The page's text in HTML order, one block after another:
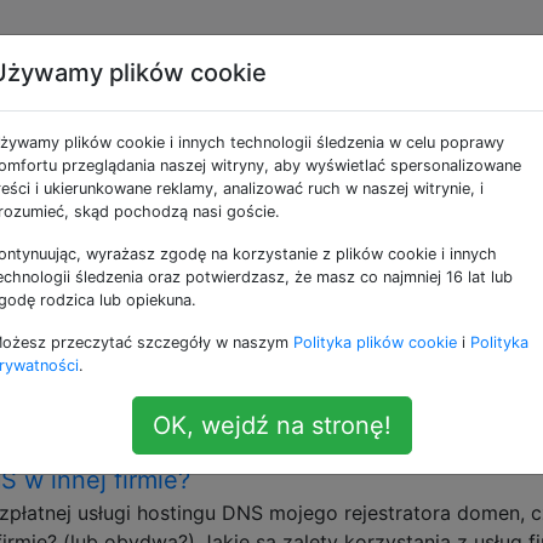
jako dns-servers
dla mojej domeny - czy przeglądarki
niż jednego?
mojej domeny, są one zwracane w kolejności okrężnej
A example.com 192.0.2.2 A example.com 192.0.2.3 A
internetowe, jeśli pierwszy host ( 192.0.2.1) jest
użyć drugiego hosta ( 192.0.2.2), czy też zwracają
servers
z bezpłatnego hostingu DNS rejestratora
w innej firmie?
usługi hostingu DNS mojego rejestratora domen,
plików cookie
plików cookie i innych technologii śledzenia w celu poprawy
przeglądania naszej witryny, aby wyświetlać spersonalizowane
i ukierunkowane reklamy, analizować ruch w naszej witrynie, i
skąd pochodzą nasi goście.
wyrażasz zgodę na korzystanie z plików cookie i innych
śledzenia oraz potwierdzasz, że masz co najmniej 16 lat lub
rodzica lub opiekuna.
przeczytać szczegóły w naszym Polityka plików cookie i Polityka
.
OK, wejdź na stronę!